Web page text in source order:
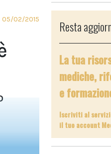
05/02/2015 Resta
La tua
mediche,
e
Iscriviti al
il tuo account